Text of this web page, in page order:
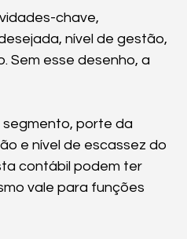
chave,
nível de gestão,
Sem esse desenho, a
segmento, porte da
e nível de escassez do
contábil podem ter
vale para funções